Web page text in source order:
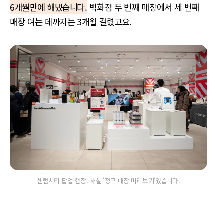
6개월만에 해냈습니다. 백화점 두 번째 매장에서 세 번째
매장 여는 데까지는 3개월 걸렸고요.
센텀시티 팝업 현장. 사실 '정규 매장 미리보기'였습니다.